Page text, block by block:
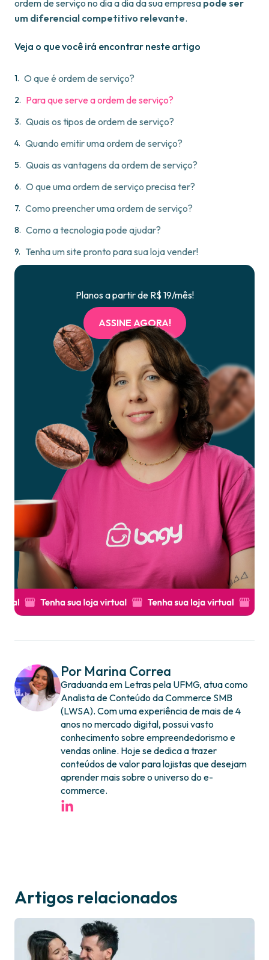
ordem de serviço no dia a dia da sua empresa pode ser
um diferencial competitivo relevante.
Veja o que você irá encontrar neste artigo
O que é ordem de serviço?
Para que serve a ordem de serviço?
Quais os tipos de ordem de serviço?
Quando emitir uma ordem de serviço?
Quais as vantagens da ordem de serviço?
O que uma ordem de serviço precisa ter?
Como preencher uma ordem de serviço?
Como a tecnologia pode ajudar?
Tenha um site pronto para sua loja vender!
Planos a partir de R$ 19/mês!
ASSINE AGORA!
Por Marina Correa
Graduanda em Letras pela UFMG, atua como
Analista de Conteúdo da Commerce SMB
(LWSA). Com uma experiência de mais de 4
anos no mercado digital, possui vasto
conhecimento sobre empreendedorismo e
vendas online. Hoje se dedica a trazer
conteúdos de valor para lojistas que desejam
aprender mais sobre o universo do e-
commerce.
Artigos relacionados